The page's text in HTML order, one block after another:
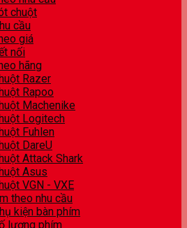
chuột
cầu
giá
nối
hãng
Razer
Rapoo
Machenike
Logitech
Fuhlen
DareU
Attack Shark
Asus
VGN - VXE
theo nhu cầu
kiện bàn phím
lượng phím